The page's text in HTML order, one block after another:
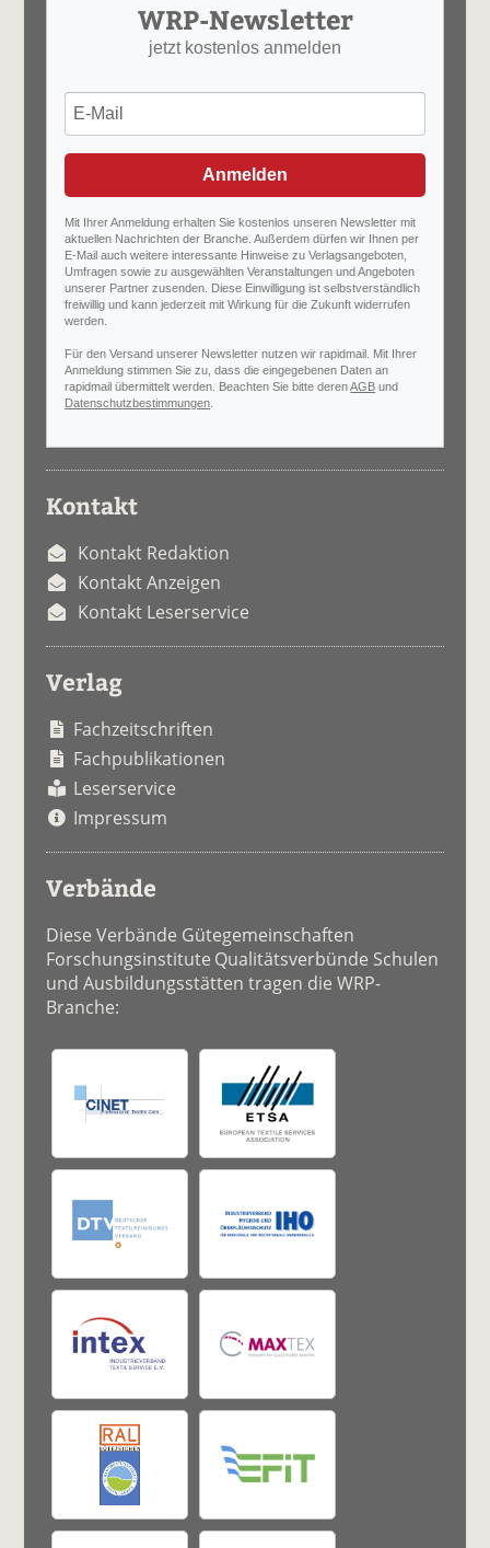
WRP-Newsletter
jetzt kostenlos anmelden
Anmelden
Mit Ihrer Anmeldung erhalten Sie kostenlos unseren Newsletter mit
aktuellen Nachrichten der Branche. Außerdem dürfen wir Ihnen per
E-Mail auch weitere interessante Hinweise zu Verlagsangeboten,
Umfragen sowie zu ausgewählten Veranstaltungen und Angeboten
unserer Partner zusenden. Diese Einwilligung ist selbstverständlich
freiwillig und kann jederzeit mit Wirkung für die Zukunft widerrufen
werden.
Für den Versand unserer Newsletter nutzen wir rapidmail. Mit Ihrer
Anmeldung stimmen Sie zu, dass die eingegebenen Daten an
rapidmail übermittelt werden. Beachten Sie bitte derenAGB und
Datenschutzbestimmungen
Kontakt
Kontakt Redaktion
Kontakt Anzeigen
Kontakt Leserservice
Verlag
Fachzeitschriften
Fachpublikationen
Leserservice
Impressum
Verbände
Diese Verbände Gütegemeinschaften
Forschungsinstitute Qualitätsverbünde Schulen
und Ausbildungsstätten tragen die WRP-
Branche: